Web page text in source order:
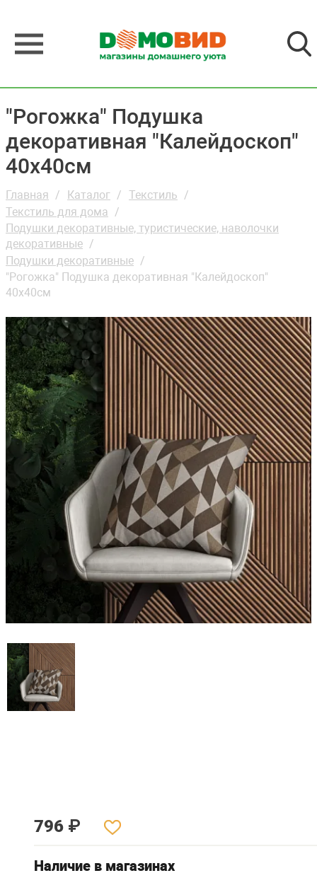
"Рогожка" Подушка
декоративная "Калейдоскоп"
40х40см
Главная Каталог
Текстиль
Текстиль для дома
Подушки декоративные, туристические, наволочки
декоративные
Подушки декоративные
"Рогожка" Подушка декоративная "Калейдоскоп"
40х40см
796 ₽
Наличие в магазинах